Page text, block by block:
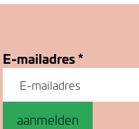
E-mailadres*
aanmelden